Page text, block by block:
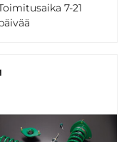
7-21